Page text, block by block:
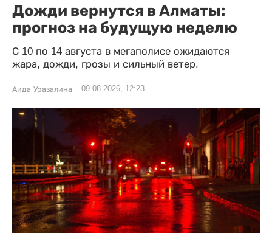
Дожди вернутся в Алматы:
прогноз на будущую неделю
С 10 по 14 августа в мегаполисе ожидаются
жара, дожди, грозы и сильный ветер.
Аида Уразалина 09.08.2026, 12:23